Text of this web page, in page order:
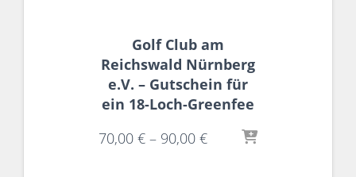
Golf Club am
Reichswald Nürnberg
e.V. – Gutschein für
ein 18-Loch-Greenfee
70,00 € – 90,00 €